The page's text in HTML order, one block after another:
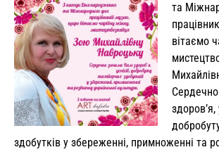
та
вітаємо
здоров’я,
здобутків у збереженні, примноженні та